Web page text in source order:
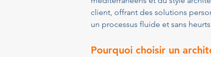
client, offrant des solutions
un processus fluide et sans
Pourquoi choisir un